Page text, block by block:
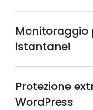
Monitoraggio
istantanei
Protezione
WordPress